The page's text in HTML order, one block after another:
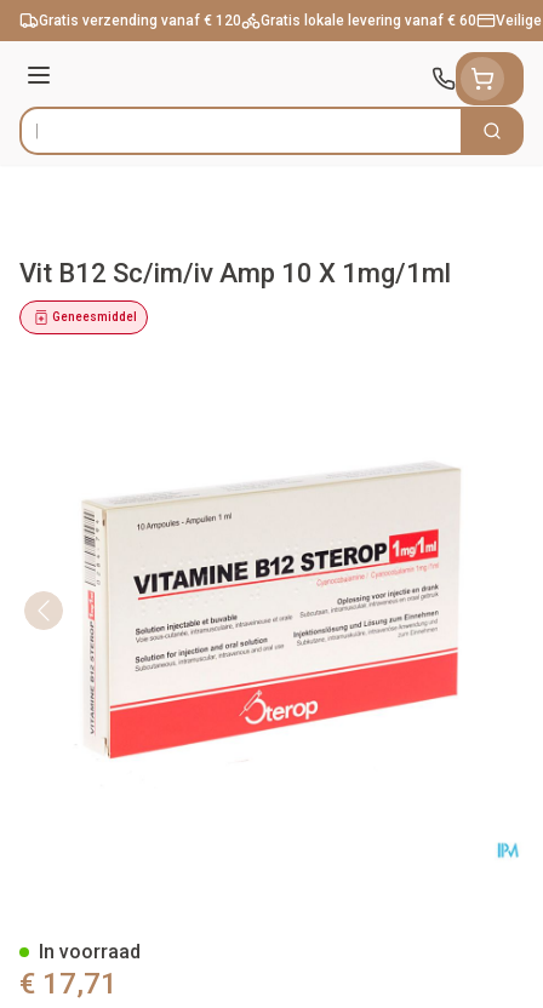
Ga naar de inhoud
Gratis verzending vanaf € 120 Gratis lokale levering vanaf € 60
Menu
Product, merk, categorie... Zoek
Vit B12 Sc/im/iv Amp 10 X 1mg/1ml
Geneesmiddel
€ 17,71
In voorraad